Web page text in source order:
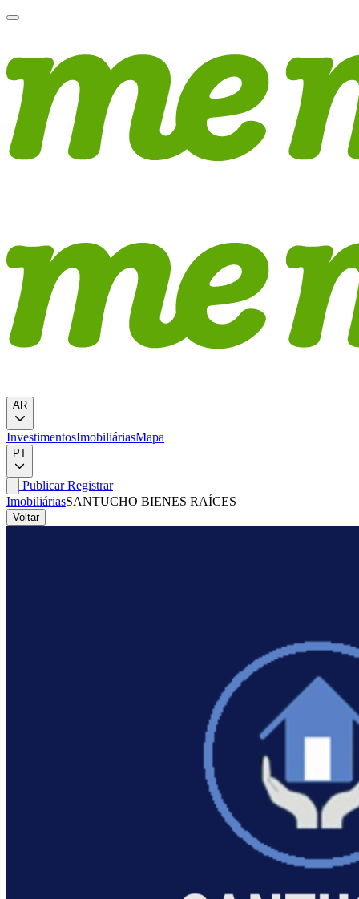
AR
InvestimentosImobiliáriasMapa
PT
PublicarRegistrar
ImobiliáriasSANTUCHO BIENES RAÍCES
Voltar